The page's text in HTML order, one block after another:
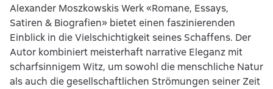
Alexander Moszkowskis Werk «Romane, Essays,
Satiren & Biografien» bietet einen faszinierenden
Einblick in die Vielschichtigkeit seines Schaffens. Der
Autor kombiniert meisterhaft narrative Eleganz mit
scharfsinnigem Witz, um sowohl die menschliche Natur
als auch die gesellschaftlichen Strömungen seiner Zeit